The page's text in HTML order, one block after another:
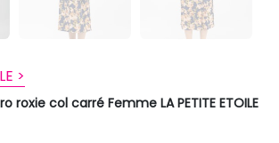
>
roxie col carré Femme LA PETITE ETOILE